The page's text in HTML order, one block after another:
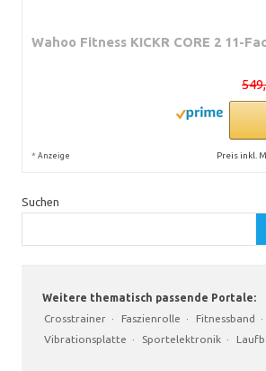
Wahoo Fitness KICKR CORE 2 11-
* Anzeige Preis inkl.
Suchen
Weitere thematisch passende Portale:
Crosstrainer · Faszienrolle · Fitnessband ·
Vibrationsplatte · Sportelektronik ·